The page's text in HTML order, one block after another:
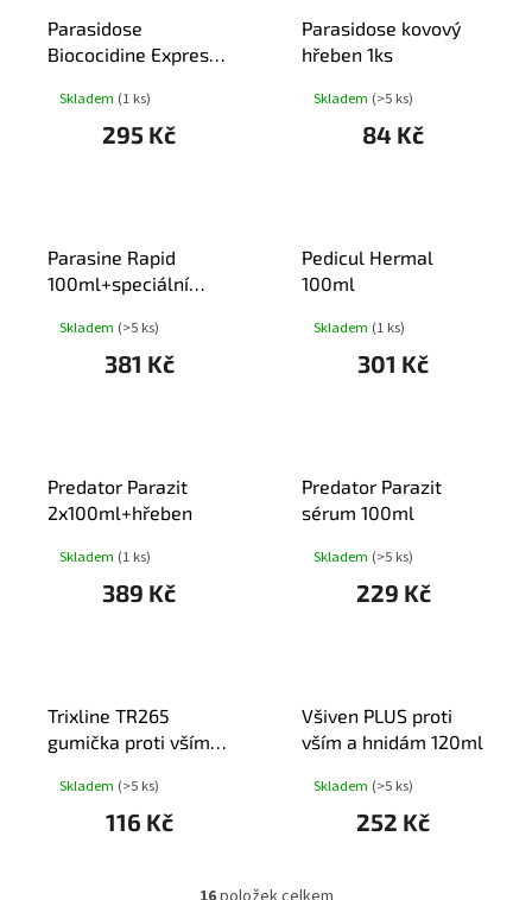
Parasidose
Biococidine Express
Skladem (1 ks)
295 Kč
Parasidose kovový
hřeben 1ks
Skladem (>5 ks)
84 Kč
Parasine Rapid
100ml+speciální
Skladem (>5 ks)
381 Kč
Pedicul Hermal
100ml
Skladem (1 ks)
301 Kč
Predator Parazit
2x100ml+hřeben
Skladem (1 ks)
389 Kč
Predator Parazit
sérum 100ml
Skladem (>5 ks)
229 Kč
Trixline TR265
gumička proti vším
Skladem (>5 ks)
116 Kč
Všiven PLUS proti
vším a hnidám 120ml
Skladem (>5 ks)
252 Kč